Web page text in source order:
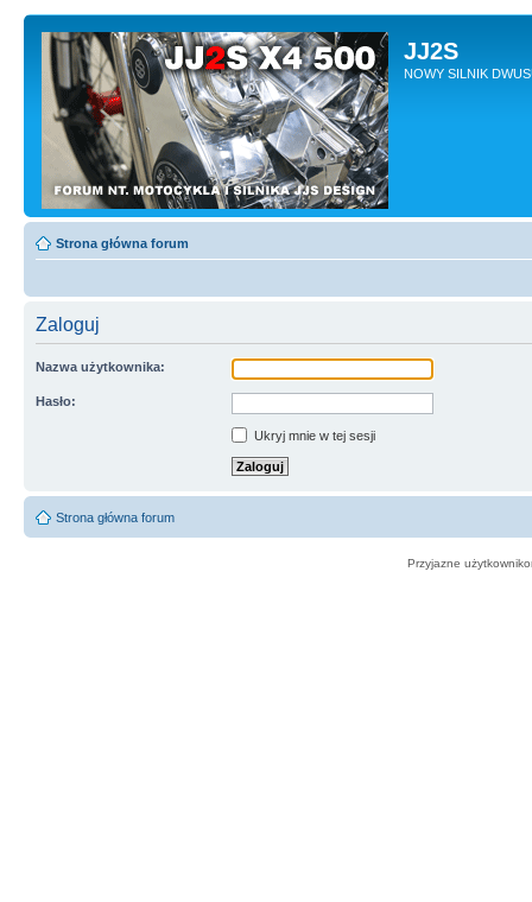
JJ2S
NOWY SILNIK
Strona główna forum
Zaloguj
Nazwa użytkownika:
Hasło:
Ukryj mnie w tej sesji
Strona główna forum
Przyjazne